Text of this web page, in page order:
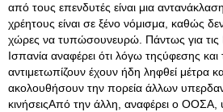
από τους επενδυτές είναι μια
χρέητους είναι σε ξένο νόμισμα, καθώς
χώρες να τυπώσουνευρώ. Πάντως για τις
Ισπανία αναφέρει ότι λόγω τηςύφεσης
αντιμετωπίζουν έχουν ήδη ληφθεί μέτρα
ακολουθήσουν την πορεία άλλων
κινήσειςΑπό την άλλη, αναφέρει ο ΟΟΣΑ,